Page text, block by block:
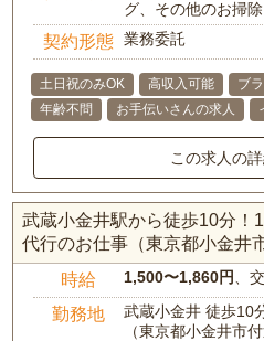
グ、その他のお掃除
契約形態 業務委託
土日祝のみOK 高収入可能 ブ
年齢不問
お手伝いさんの求人
この求人の
武蔵小金井駅から徒歩10分！
代行のお仕事（東京都小金井
時給 1,500〜1,860円 、
勤務地
武蔵小金井 徒歩10
（東京都小金井市付